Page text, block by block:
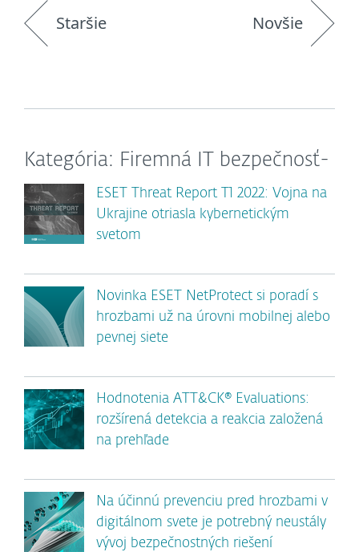
Staršie Novšie
Kategória: Firemná IT bezpečnosť-
ESET Threat Report T1 2022: Vojna na
Ukrajine otriasla kybernetickým
svetom
Novinka ESET NetProtect si poradí s
hrozbami už na úrovni mobilnej alebo
pevnej siete
Hodnotenia ATT&CK® Evaluations:
rozšírená detekcia a reakcia založená
na prehľade
Na účinnú prevenciu pred hrozbami v
digitálnom svete je potrebný neustály
vývoj bezpečnostných riešení